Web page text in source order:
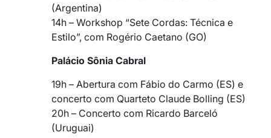
(Argentina)
14h – Workshop “Sete Cordas: Técnica e
Estilo”, com Rogério Caetano (GO)
Palácio Sônia Cabral
19h – Abertura com Fábio do Carmo (ES) e
concerto com Quarteto Claude Bolling (ES)
20h – Concerto com Ricardo Barceló
(Uruguai)